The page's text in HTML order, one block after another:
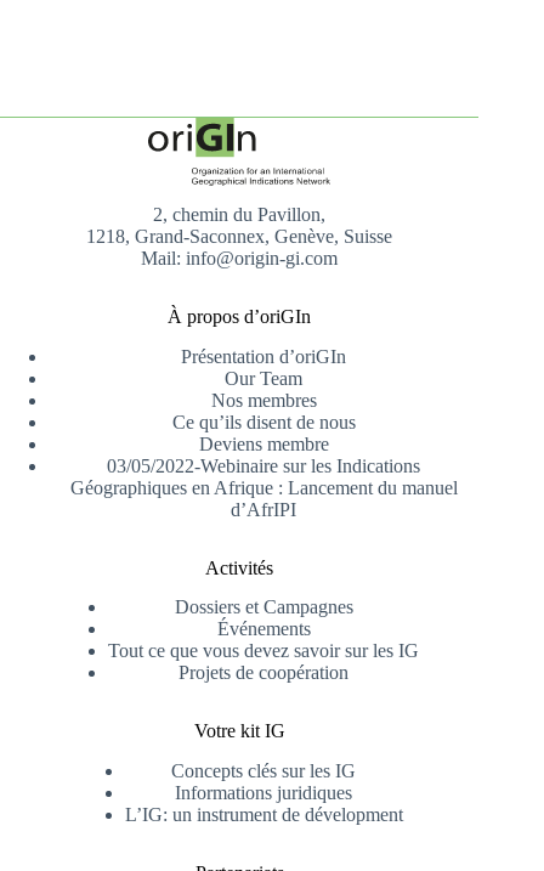
2, chemin du Pavillon,
1218, Grand-Saconnex, Genève, Suisse
Mail: info@origin-gi.com
À propos d’oriGIn
Présentation d’oriGIn
Our Team
Nos membres
Ce qu’ils disent de nous
Deviens membre
03/05/2022-Webinaire sur les Indications
Géographiques en Afrique : Lancement du manuel
d’AfrIPI
Activités
Dossiers et Campagnes
Événements
Tout ce que vous devez savoir sur les IG
Projets de coopération
Votre kit IG
Concepts clés sur les IG
Informations juridiques
L’IG: un instrument de dévelopment